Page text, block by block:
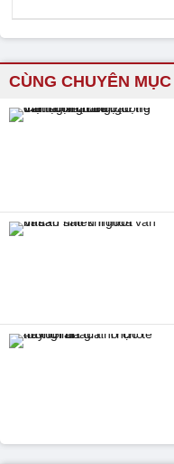
CÙNG CHUYÊN MỤC